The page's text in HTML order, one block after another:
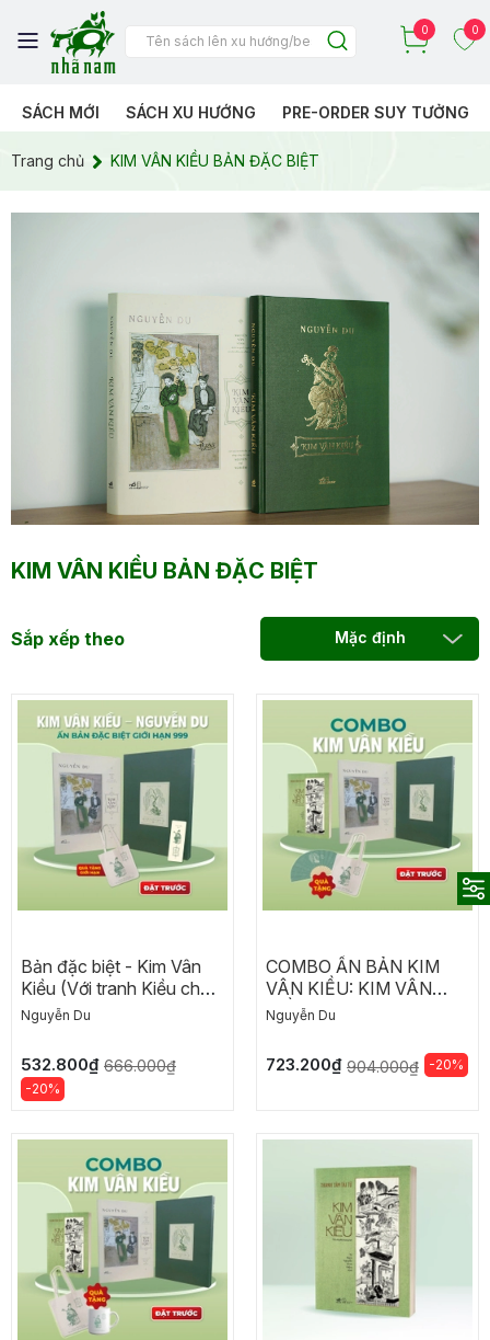
0 0
SÁCH MỚI SÁCH XU HƯỚNG PRE-ORDER SUY TƯỞNG
Trang chủ KIM VÂN KIỀU BẢN ĐẶC BIỆT
KIM VÂN KIỀU BẢN ĐẶC BIỆT
Sắp xếp theo Mặc định
Bản đặc biệt - Kim Vân
Kiều (Với tranh Kiều chưa
từng công bố của
Quà tặng Túi Kiều
Nguyễn Du
532.800₫ 666.000₫
-20%
COMBO ẤN BẢN KIM
VÂN KIỀU: KIM VÂN
KIỀU
Nguyễn Du
723.200₫ 904.000₫ -20%